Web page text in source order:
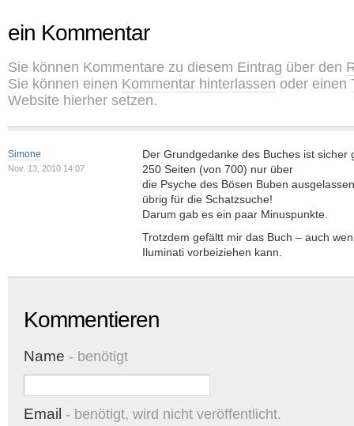
ein Kommentar
Sie können Kommentare zu diesem Eintrag über den
Sie können einen Kommentar hinterlassen oder einen
Website hierher setzen.
Simone
Nov. 13, 2010 14:07
Der Grundgedanke des Buches ist sicher
250 Seiten (von 700) nur über
die Psyche des Bösen Buben
übrig für die Schatzsuche!
Darum gab es ein paar Minuspunkte.
Trotzdem gefältt mir das Buch – auch
Iluminati vorbeiziehen kann.
Kommentieren
Name - benötigt
Email - benötigt, wird nicht veröffentlicht.